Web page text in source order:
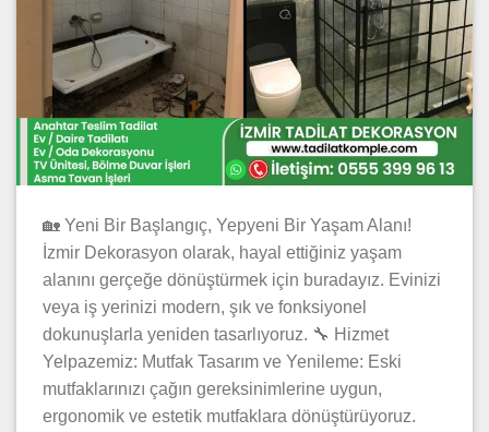
🏡 Yeni Bir Başlangıç, Yepyeni Bir Yaşam Alanı!
İzmir Dekorasyon olarak, hayal ettiğiniz yaşam
alanını gerçeğe dönüştürmek için buradayız. Evinizi
veya iş yerinizi modern, şık ve fonksiyonel
dokunuşlarla yeniden tasarlıyoruz. 🔧 Hizmet
Yelpazemiz: Mutfak Tasarım ve Yenileme: Eski
mutfaklarınızı çağın gereksinimlerine uygun,
ergonomik ve estetik mutfaklara dönüştürüyoruz.